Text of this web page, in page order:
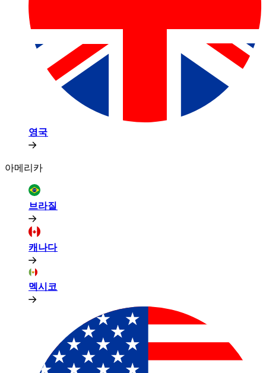
영국​​
아메리카​​
브라질​​
캐나다​​
멕시코​​